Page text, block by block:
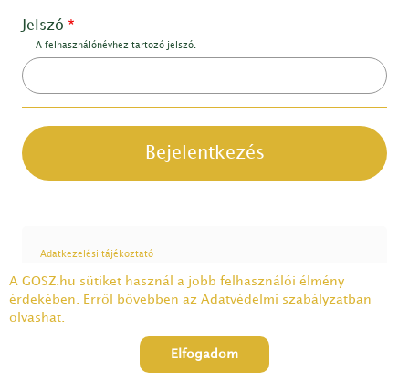
Jelszó
A felhasználónévhez tartozó jelszó.
Adatkezelési tájékoztató
1075 Budapest, Károly krt. 5/A félemelet 4. | Tel.: 332-23-30 | Email:
gabonatermesztok@gabonatermesztok.hu
A GOSZ.hu sütiket használ a jobb felhasználói élmény
érdekében. Erről bővebben az Adatvédelmi szabályzatban
olvashat.
Elfogadom